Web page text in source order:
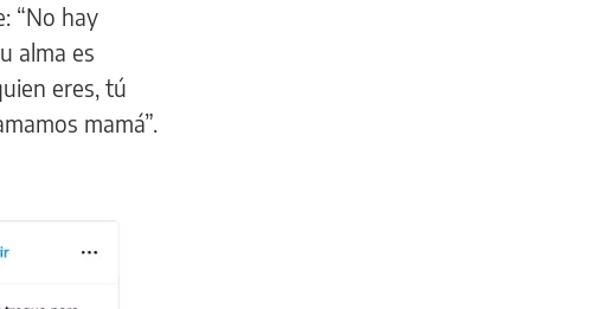
“No hay
alma es
eres, tú
mamá”.